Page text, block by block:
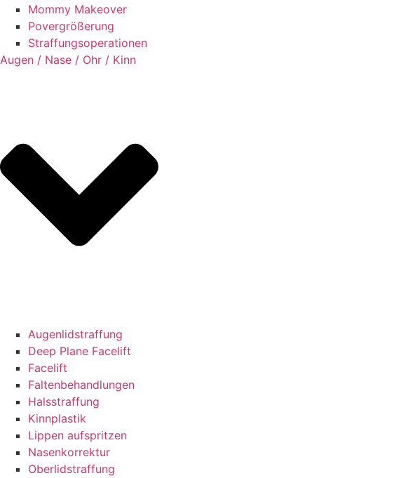
Mommy Makeover
Povergrößerung
Straffungsoperationen
Augen / Nase / Ohr / Kinn
Augenlidstraffung
Deep Plane Facelift
Facelift
Faltenbehandlungen
Halsstraffung
Kinnplastik
Lippen aufspritzen
Nasenkorrektur
Oberlidstraffung